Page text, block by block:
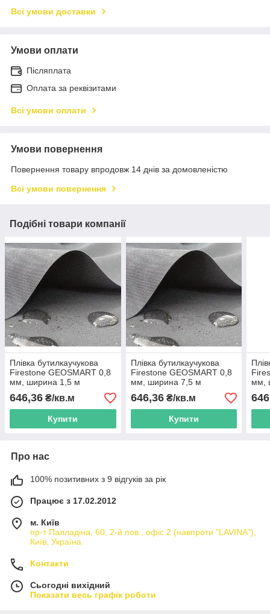
Всі умови доставки
Умови оплати
Післяплата
Оплата за реквізитами
Всі умови оплати
Умови повернення
Повернення товару впродовж 14 днів за домовленістю
Всі умови повернення
Подібні товари компанії
Плівка бутилкаучукова
Firestone GEOSMART 0,8
мм, ширина 1,5 м
646,36 ₴/кв.м
Купити
Плівка бутилкаучукова
Firestone GEOSMART 0,8
мм, ширина 7,5 м
646,36₴/кв.м
Купити
мм,
Про нас
100% позитивних з 9 відгуків за рік
Працює з 17.02.2012
м. Київ
пр-т Палладіна, 60, 2-й пов., офіс 2 (навпроти "LAVINA"),
Київ, Україна
Контакти
Сьогодні вихідний
Показати весь графік роботи